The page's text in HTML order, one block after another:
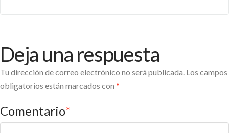
Deja una respuesta
Tu dirección de correo electrónico no será publicada. Los campos
obligatorios están marcados con *
Comentario*